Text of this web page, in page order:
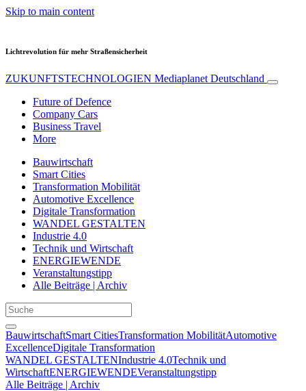
Skip to main content
Lichtrevolution für mehr Straßensicherheit
ZUKUNFTSTECHNOLOGIEN Mediaplanet Deutschland
Future of Defence
Company Cars
Business Travel
More
Bauwirtschaft
Smart Cities
Transformation Mobilität
Automotive Excellence
Digitale Transformation
WANDEL GESTALTEN
Industrie 4.0
Technik und Wirtschaft
ENERGIEWENDE
Veranstaltungstipp
Alle Beiträge | Archiv
BauwirtschaftSmart CitiesTransformation MobilitätAutomotive
ExcellenceDigitale Transformation
WANDEL GESTALTENIndustrie 4.0Technik und
WirtschaftENERGIEWENDEVeranstaltungstipp
Alle Beiträge | Archiv